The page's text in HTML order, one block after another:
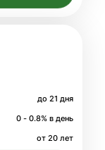
до 21 дня
0 - 0.8% в день
от 20 лет